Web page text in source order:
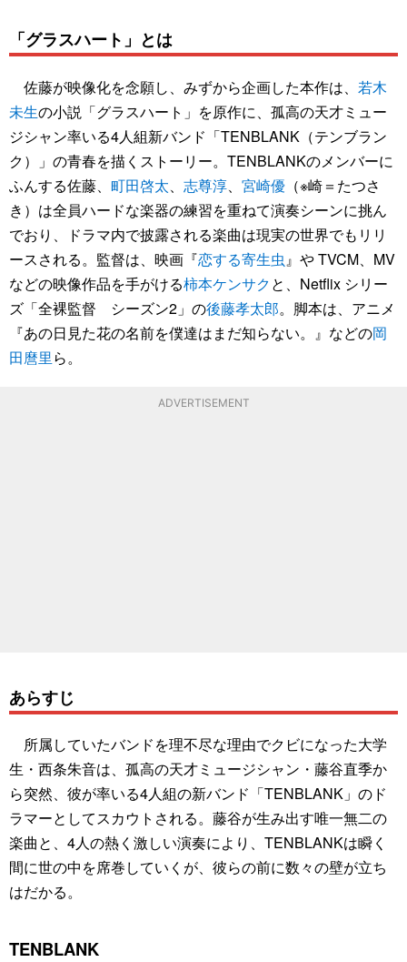
「グラスハート」とは
佐藤が映像化を念願し、みずから企画した本作は、 若木
未生の小説「グラスハート」を原作に、孤高の天才ミュー
ジシャン率いる4人組新バンド「TENBLANK（テンブラン
ク）」の青春を描くストーリー。TENBLANKのメンバーに
ふんする佐藤、 町田啓太 志尊淳 宮崎優 （※崎＝たつさ
き）は全員ハードな楽器の練習を重ねて演奏シーンに挑ん
でおり、ドラマ内で披露される楽曲は現実の世界でもリリ
ースされる。監督は、映画『恋する寄生虫 』や TVCM、MV
などの映像作品を手がける柿本ケンサクと、Netflix シリー
ズ「全裸監督 シーズン2」の後藤孝太郎。脚本は、アニメ
『あの日見た花の名前を僕達はまだ知らない。』などの岡
田麿里ら。
ADVERTISEMENT
あらすじ
所属していたバンドを理不尽な理由でクビになった大学
生・西条朱音は、孤高の天才ミュージシャン・藤谷直季か
ら突然、彼が率いる4人組の新バンド「TENBLANK」のド
ラマーとしてスカウトされる。藤谷が生み出す唯一無二の
楽曲と、4人の熱く激しい演奏により、TENBLANKは瞬く
間に世の中を席巻していくが、彼らの前に数々の壁が立ち
はだかる。
TENBLANK